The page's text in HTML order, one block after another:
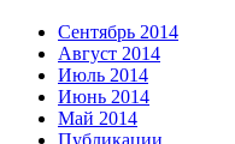
Сентябрь 2014
Август 2014
Июль 2014
Июнь 2014
Май 2014
Публикации